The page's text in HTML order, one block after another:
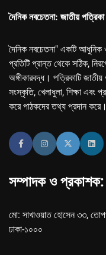
দৈনিক নবচেতনা: জাতীয় পত্রিকা
দৈনিক নবচেতনা" একটি আধুনিক
প্রতিটি প্রান্ত থেকে সঠিক,
অঙ্গীকারবদ্ধ। পত্রিকাটি
সংস্কৃতি, খেলাধুলা, শিক্ষা এবং
করে পাঠকদের তথ্য প্রদান করে।
সম্পাদক ও প্রকাশক:
মো: সাখাওয়াত হোসেন ৩৩,
ঢাকা-১০০০